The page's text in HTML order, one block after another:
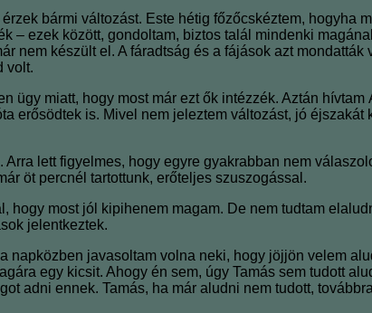
bármi változást. Este hétig főzőcskéztem, hogyha
– ezek között, gondoltam, biztos talál mindenki
nem készült el. A fáradtság és a fájások azt mondatták
volt.
miatt, hogy most már ezt ők intézzék. Aztán hívtam
erősödtek is. Mivel nem jeleztem változást, jó éjszakát
lett figyelmes, hogy egyre gyakrabban nem
öt percnél tartottunk, erőteljes szuszogással.
most jól kipihenem magam. De nem tudtam
jelentkeztek.
javasoltam volna neki, hogy jöjjön velem
egy kicsit. Ahogy én sem, úgy Tamás sem tudott
adni ennek. Tamás, ha már aludni nem tudott,